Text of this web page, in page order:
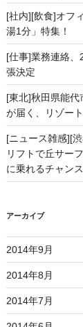
[社内][飲食]オフ
湯1分」特集！
[仕事]業務連絡
張決定
[東北]秋田県能
が届く、リゾー
[ニュース雑感][
リフトで丘サー
に乗れるチャン
アーカイブ
2014年9月
2014年8月
2014年7月